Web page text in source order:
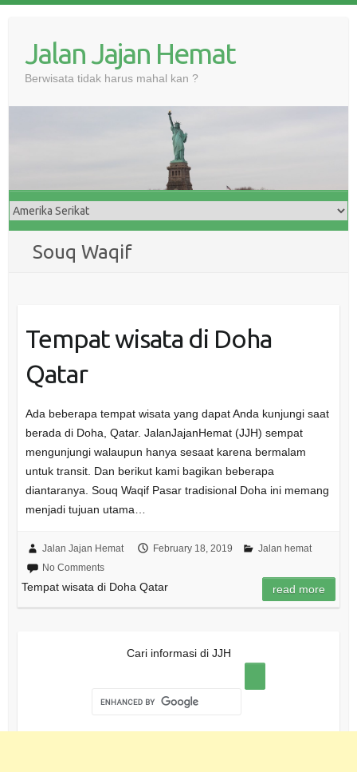
Jalan Jajan Hemat
Berwisata tidak harus mahal kan ?
Souq Waqif
Tempat wisata di Doha
Qatar
Ada beberapa tempat wisata yang dapat Anda kunjungi saat
berada di Doha, Qatar. JalanJajanHemat (JJH) sempat
mengunjungi walaupun hanya sesaat karena bermalam
untuk transit. Dan berikut kami bagikan beberapa
diantaranya. Souq Waqif Pasar tradisional Doha ini memang
menjadi tujuan utama…
Jalan Jajan Hemat February 18, 2019
Jalan hemat
No Comments
Tempat wisata di Doha Qatar read more
Cari informasi di JJH